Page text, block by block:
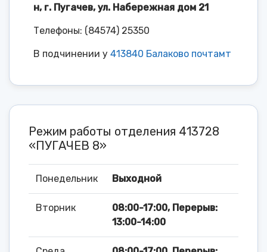
н, г. Пугачев, ул. Набережная дом 21
Телефоны: (84574) 25350
В подчинении у 413840 Балаково почтамт
Режим работы отделения 413728
«ПУГАЧЕВ 8»
Понедельник Выходной
Вторник
08:00-17:00, Перерыв:
13:00-14:00